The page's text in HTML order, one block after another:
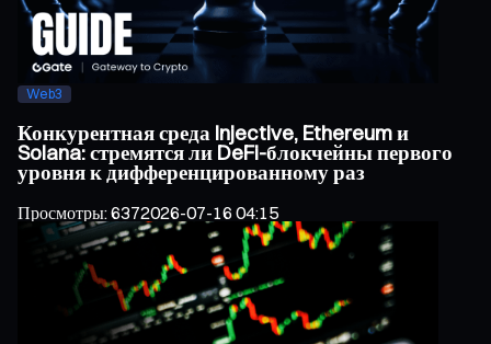
Web3
Конкурентная среда Injective, Ethereum и
Solana: стремятся ли DeFi-блокчейны первого
уровня к дифференцированному раз
Просмотры:6372026-07-16 04:15